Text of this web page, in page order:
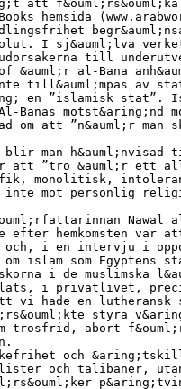
att
hemsida
I sj&auml;lva
till
&auml;r al-Bana
till&auml;mpas av
en ”islamisk
Banas
om att ”n&auml;r
blir man
att ”tro &auml;r ett
monolitisk,
inte mot personlig
hemkomsten var
i en intervju i
islam som
i de muslimska
i privatlivet,
vi hade en
styra
abort
och
och talibaner, utan